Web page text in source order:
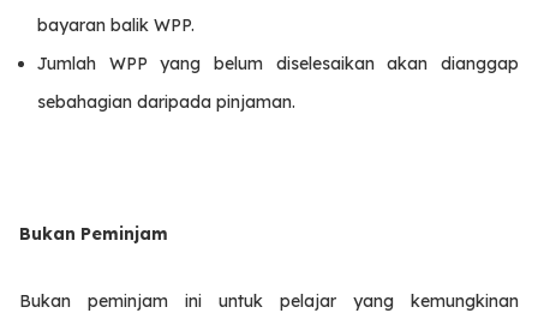
bayaran balik WPP.
Jumlah WPP yang belum diselesaikan akan dianggap
sebahagian daripada pinjaman.
Bukan Peminjam
Bukan peminjam ini untuk pelajar yang kemungkinan